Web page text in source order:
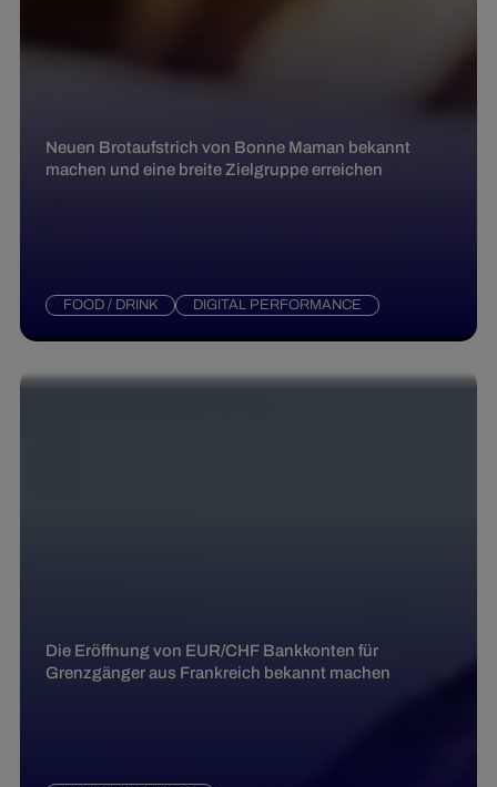
Neuen Brotaufstrich von Bonne Maman bekannt
machen und eine breite Zielgruppe erreichen
FOOD / DRINK DIGITAL PERFORMANCE
Die Eröffnung von EUR/CHF Bankkonten für
Grenzgänger aus Frankreich bekannt machen